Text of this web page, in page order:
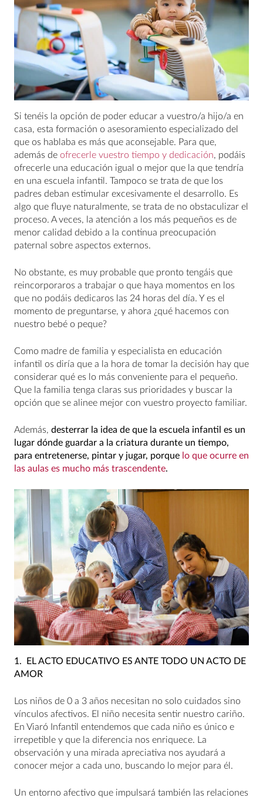
Si tenéis la opción de poder educar a vuestro/a hijo/a en
casa, esta formación o asesoramiento especializado del
que os hablaba es más que aconsejable. Para que,
además de ofrecerle vuestro tiempo y dedicación, podáis
ofrecerle una educación igual o mejor que la que tendría
en una escuela infantil. Tampoco se trata de que los
padres deban estimular excesivamente el desarrollo. Es
algo que fluye naturalmente, se trata de no obstaculizar el
proceso. A veces, la atención a los más pequeños es de
menor calidad debido a la continua preocupación
paternal sobre aspectos externos.
No obstante, es muy probable que pronto tengáis que
reincorporaros a trabajar o que haya momentos en los
que no podáis dedicaros las 24 horas del día. Y es el
momento de preguntarse, y ahora ¿qué hacemos con
nuestro bebé o peque?
Como madre de familia y especialista en educación
infantil os diría que a la hora de tomar la decisión hay que
considerar qué es lo más conveniente para el pequeño.
Que la familia tenga claras sus prioridades y buscar la
opción que se alinee mejor con vuestro proyecto familiar.
Además, desterrar la idea de que la escuela infantil es un
lugar dónde guardar a la criatura durante un tiempo,
para entretenerse, pintar y jugar, porque lo que ocurre en
las aulas es mucho más trascendente.
1.
EL ACTO EDUCATIVO ES ANTE TODO UN ACTO DE
AMOR
Los niños de 0 a 3 años necesitan no solo cuidados sino
vínculos afectivos. El niño necesita sentir nuestro cariño.
En Viaró Infantil entendemos que cada niño es único e
irrepetible y que la diferencia nos enriquece. La
observación y una mirada apreciativa nos ayudará a
conocer mejor a cada uno, buscando lo mejor para él.
Un entorno afectivo que impulsará también las relaciones